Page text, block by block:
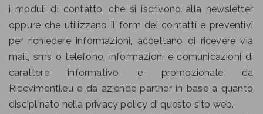
i moduli di contatto, che si iscrivono alla newsletter
oppure che utilizzano il form dei contatti e preventivi
per richiedere informazioni, accettano di ricevere via
mail, sms o telefono, informazioni e comunicazioni di
carattere informativo e promozionale da
Ricevimenti.eu e da aziende partner in base a quanto
disciplinato nella privacy policy di questo sito web.